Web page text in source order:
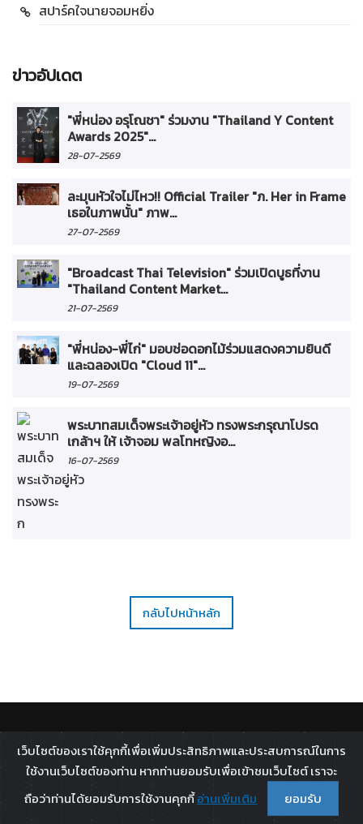
สปาร์คใจนายจอมหยิ่ง
ข่าวอัปเดต
"พี่หน่อง อรุโณชา" ร่วมงาน "Thailand Y Content
Awards 2025"...
28-07-2569
ละมุนหัวใจไม่ไหว!! Official Trailer "ภ. Her in Frame
เธอในภาพนั้น" ภาพ...
27-07-2569
"Broadcast Thai Television" ร่วมเปิดบูธที่งาน
"Thailand Content Market...
21-07-2569
"พี่หน่อง-พี่ไก่" มอบช่อดอกไม้ร่วมแสดงความยินดี
และฉลองเปิด "Cloud 11"...
19-07-2569
พระบาทสมเด็จพระเจ้าอยู่หัว ทรงพระกรุณาโปรด
เกล้าฯ ให้ เจ้าจอม พลโทหญิงอ...
16-07-2569
กลับไปหน้าหลัก
All rights reserved - 2026 ©
Broadcast Thai Television
เว็บไซต์ของเราใช้คุกกี้เพื่อเพิ่มประสิทธิภาพและประสบการณ์ในการ
ใช้งานเว็บไซต์ของท่าน หากท่านยอมรับเพื่อเข้าชมเว็บไซต์ เราจะ
ถือว่าท่านได้ยอมรับการใช้งานคุกกี้อ่านเพิ่มเติม ยอมรับ